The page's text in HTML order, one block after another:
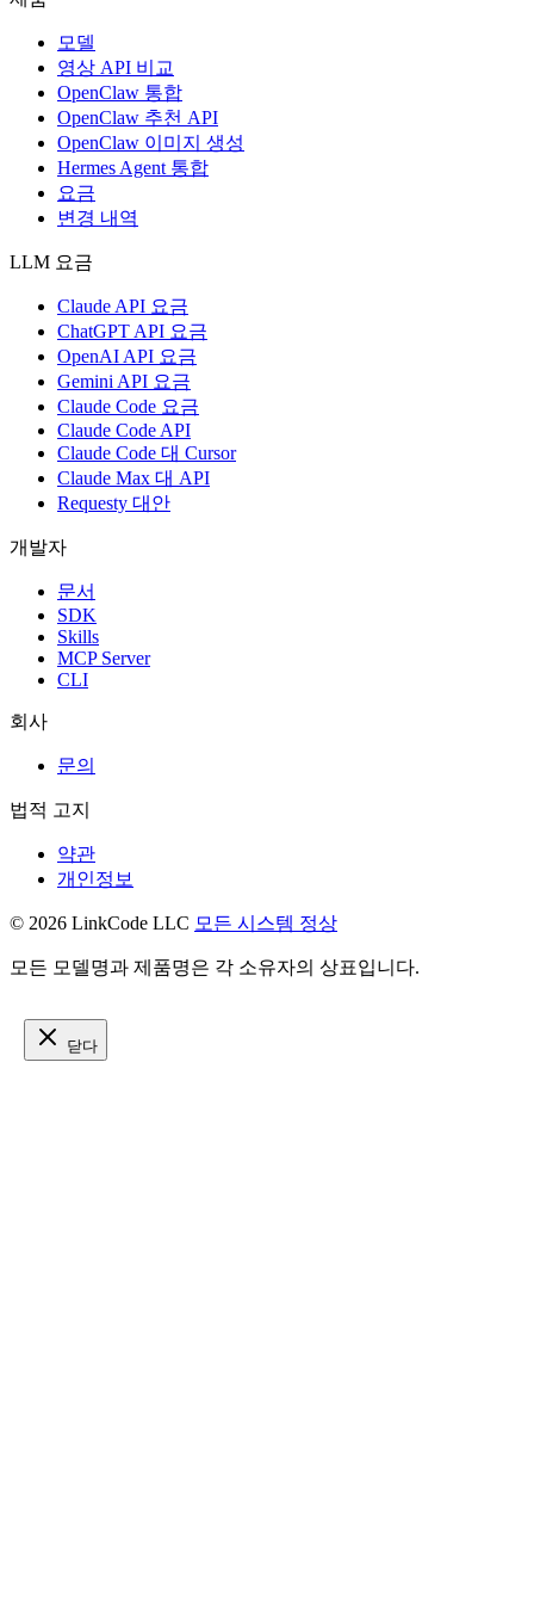
모델
영상 API 비교
OpenClaw 통합
OpenClaw 추천 API
OpenClaw 이미지 생성
Hermes Agent 통합
요금
변경 내역
LLM 요금
Claude API 요금
ChatGPT API 요금
OpenAI API 요금
Gemini API 요금
Claude Code 요금
Claude Code API
Claude Code 대 Cursor
Claude Max 대 API
Requesty 대안
개발자
문서
SDK
Skills
MCP Server
CLI
회사
문의
법적 고지
약관
개인정보
© 2026 LinkCode LLC 모든 시스템 정상
모든 모델명과 제품명은 각 소유자의 상표입니다.
닫다